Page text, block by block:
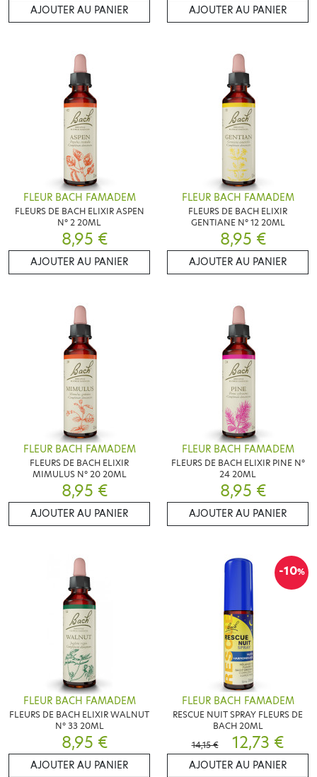
AJOUTER AU PANIER AJOUTER AU PANIER
FLEUR BACH FAMADEM
FLEURS DE BACH ELIXIR ASPEN
N° 2 20ML
8,95 €
AJOUTER AU PANIER
FLEUR BACH FAMADEM
FLEURS DE BACH ELIXIR
GENTIANE N° 12 20ML
8,95 €
AJOUTER AU PANIER
FLEUR BACH FAMADEM
FLEURS DE BACH ELIXIR
MIMULUS N° 20 20ML
8,95 €
AJOUTER AU PANIER
FLEUR BACH FAMADEM
FLEURS DE BACH ELIXIR PINE N°
24 20ML
8,95 €
AJOUTER AU PANIER
FLEUR BACH FAMADEM
FLEURS DE BACH ELIXIR WALNUT
N° 33 20ML
8,95 €
AJOUTER AU PANIER
-10%
FLEUR BACH FAMADEM
RESCUE NUIT SPRAY FLEURS DE
BACH 20ML
14,15 €
12,73 €
AJOUTER AU PANIER